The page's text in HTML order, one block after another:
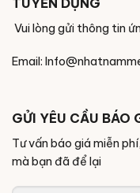
TUYỂN DỤNG
Vui lòng gửi thông tin
Email:
GỬI YÊU CẦU BÁO
Tư vấn báo giá miễn
mà bạn đã để lại